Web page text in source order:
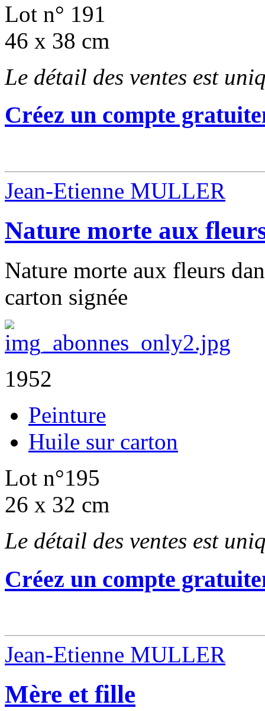
Lot n° 191
46 x 38 cm
Le détail des ventes est
Créez un compte
Jean-Etienne MULLER
Nature morte aux
Nature morte aux fleurs
carton signée
1952
Peinture
Huile sur carton
Lot n°195
26 x 32 cm
Le détail des ventes est
Créez un compte
Jean-Etienne MULLER
Mère et fille